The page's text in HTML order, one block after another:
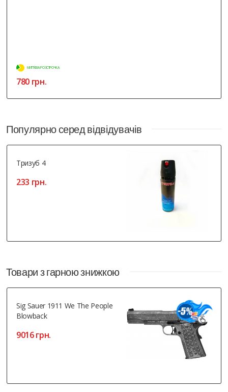
МИТТЄВА РОЗСТРОЧКА
780 грн.
Популярно серед відвідувачів
Тризуб 4
233 грн.
Товари з гарною знижкою
Sig Sauer 1911 We The People
Blowback
9016 грн.